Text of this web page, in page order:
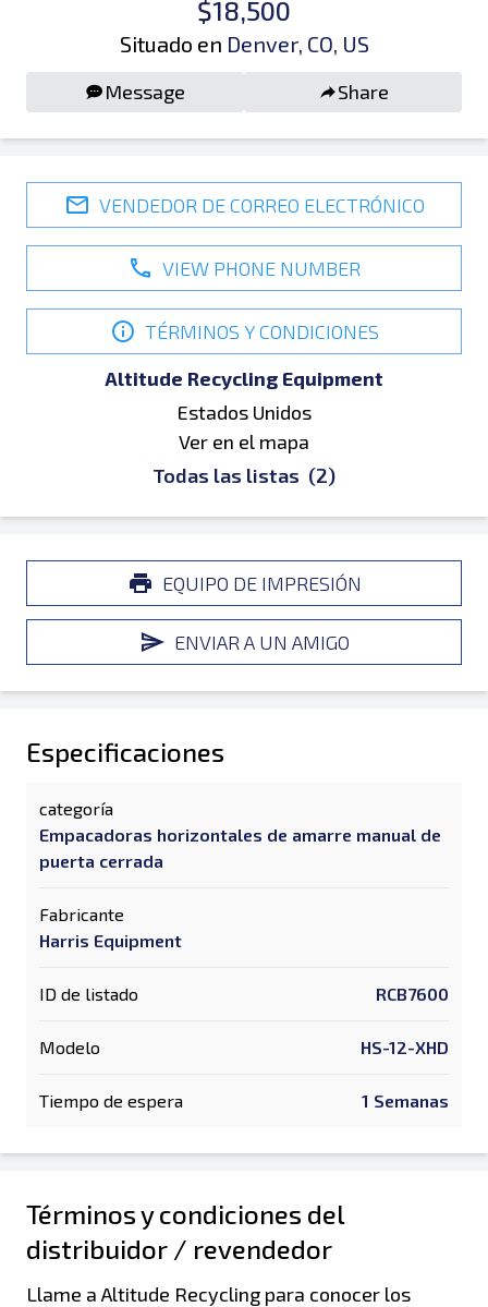
$18,500
Situado en Denver, CO, US
Message Share
VENDEDOR DE CORREO ELECTRÓNICO
VIEW PHONE NUMBER
TÉRMINOS Y CONDICIONES
Altitude Recycling Equipment
Estados Unidos
Ver en el mapa
Todas las listas (2)
EQUIPO DE IMPRESIÓN
ENVIAR A UN AMIGO
Especificaciones
categoría
Empacadoras horizontales de amarre manual de
puerta cerrada
Fabricante
Harris Equipment
ID de listado RCB7600
Modelo HS-12-XHD
Tiempo de espera 1 Semanas
Términos y condiciones del
distribuidor / revendedor
Llame a Altitude Recycling para conocer los